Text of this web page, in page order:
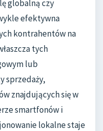
globalną czy
efektywna
kontrahentów na
tych
lub
sprzedaży,
znajdujących się w
smartfonów i
lokalne staje